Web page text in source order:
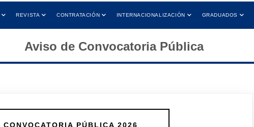
REVISTA CONTRATACIÓN INTERNACIONALIZACIÓN GRADUADOS
Aviso de Convocatoria Pública
CONVOCATORIA PÚBLICA 2026